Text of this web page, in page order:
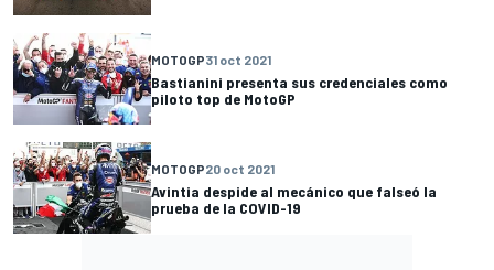
MOTOGP31 oct 2021
Bastianini presenta sus credenciales como
piloto top de MotoGP
MOTOGP20 oct 2021
Avintia despide al mecánico que falseó la
prueba de la COVID-19